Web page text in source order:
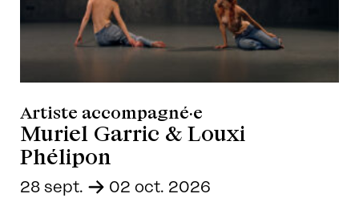
Artiste accompagné·e
Muriel Garric & Louxi
Phélipon
28 sept. - 02 oct. 2026